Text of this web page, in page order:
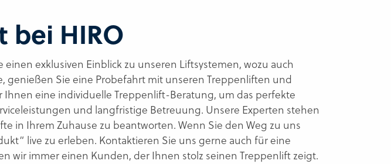
HIRO
exklusiven Einblick zu unseren Liftsystemen, wozu auch
genießen Sie eine Probefahrt mit unseren Treppenliften und
Ihnen eine individuelle Treppenlift-Beratung, um das perfekte
und langfristige Betreuung. Unsere Experten stehen
in Ihrem Zuhause zu beantworten. Wenn Sie den Weg zu uns
live zu erleben. Kontaktieren Sie uns gerne auch für eine
wir immer einen Kunden, der Ihnen stolz seinen Treppenlift zeigt.